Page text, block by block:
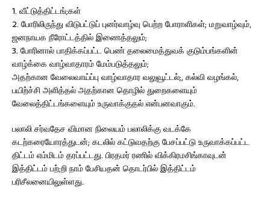
1. வீட்டுத்திட்டங்;கள்
2. போரிலிருந்து விடுபட்டுப் புனர்வாழ்வு பெற்ற போராளிகள்; மறுவாழ்வும்,
ஜனநாயக நீரோட்டத்தில் இணைத்தலும்;
3. போரினால் பாதிக்கப்பட்ட பெண் தலைமைத்துவக் குடும்பங்களின்
வாழ்க்கை வாழ்வாதாரம் மேம்படுத்தலும்;
அதற்கான வேலைவாய்ப்பு வாழ்வாதார வலுவூட்டல்;, கல்வி வழங்கல்,
பயிற்ச்சி அளித்தல் அதற்கான தொழில் துறைகளையும்
வேலைத்திட்டங்களையும் உருவாக்குதல் என்பனவாகும்.
பலாலி சர்வதேச விமான நிலையம் பலாலிக்கு வடக்கே
கடற்கரையோரத்துடன்; கடலில் கட்டுவதற்கு பேசப்பட்டு உருவாக்கப்பட்ட
திட்டம் எம்மிடம் தரப்பட்டது. பிரதமர் ரணில் விக்கிரமசிங்காவுடன்
இத்திட்டம் பற்;றி நாம் பேசியதன் தொடர்பில் இத்திட்டம்
பரிசீலனையிலுள்ளது.